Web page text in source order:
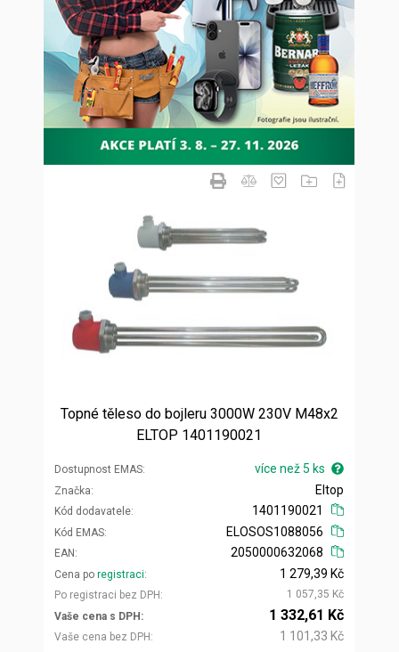
Topné těleso do bojleru 3000W 230V M48x2
ELTOP 1401190021
Dostupnost EMAS více než 5 ks
Značka
Kód dodavatele
Eltop
1401190021
Kód EMAS
EAN
ELOSOS1088056
2050000632068
Cena po registraci
Po registraci bez DPH
1 279,39 Kč
1 057,35 Kč
Vaše cena s DPH
Vaše cena bez DPH
1 332,61 Kč
1 101,33 Kč